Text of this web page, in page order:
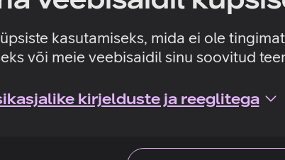
kasutamiseks, mida ei ole
või meie veebisaidil sinu soovitud
kirjelduste ja reeglitega